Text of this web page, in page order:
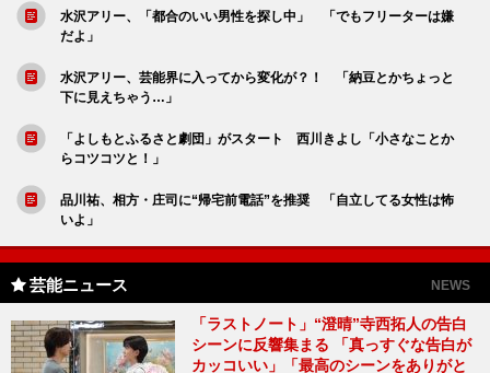
水沢アリー、「都合のいい男性を探し中」 「でもフリーターは嫌
だよ」
水沢アリー、芸能界に入ってから変化が？！ 「納豆とかちょっと
下に見えちゃう…」
「よしもとふるさと劇団」がスタート 西川きよし「小さなことか
らコツコツと！」
品川祐、相方・庄司に“帰宅前電話”を推奨 「自立してる女性は怖
いよ」
芸能ニュース NEWS
「ラストノート」“澄晴”寺西拓人の告白
シーンに反響集まる 「真っすぐな告白が
カッコいい」「最高のシーンをありがと